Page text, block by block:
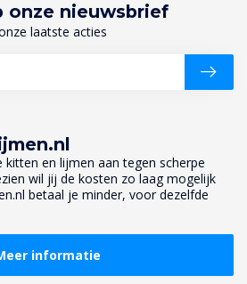
kitten en lijmen aan tegen scherpe
wil jij de kosten zo laag mogelijk
betaal je minder, voor dezelfde
informatie
onze nieuwsbrief
laatste acties